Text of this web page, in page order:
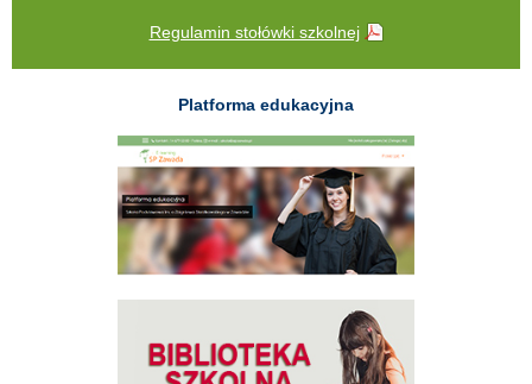
Regulamin stołówki szkolnej
Platforma edukacyjna